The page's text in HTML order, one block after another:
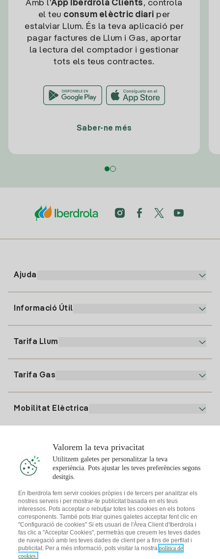
Amb l'App Iberdrola Clients, controla
el teu consum elèctric diari per
estalviar Llum. És la teva aplicació per
pagar factures de Llum i Gas, aportar
la lectura del comptador i gestionar
tots els teus contractes.
Saber-ne més
Ajuda
91 919 52 73
clientes@tuiberdrola.es
Informació Útil
Alta Gas
Tarifa Llum
Tarifa Gas
Mobilitat Elèctrica
Punts de Recàrrega
Simulador Plaques Solars
Comunitats Solars
Solar Cloud
T'interessa
Consells Llum
Consells Gas
Autoconsum
Descarrega l'App Iberdola Clients
Valorem la teva privacitat
Utilitzem galetes per personalitzar la teva
experiència. Pots ajustar les teves preferències segons
desitgis.
En Iberdrola fem servir cookies pròpies i de tercers per analitzar els
nostres serveis i per mostrar-te publicitat basada en els teus
interessos. Pots acceptar o rebutjar totes les cookies en els botons
corresponents. També pots triar quines galetes acceptar fent clic en
"Configuració de cookies" Si ets usuari de l'Àrea Client d'Iberdrola i
fas clic a "Acceptar Cookies", permetràs que creuem les teves dades
de navegació amb les teves dades de client per a fins de perfilat i
publicitat. Per a més informació, pots visitar la nostra política de
cookies.